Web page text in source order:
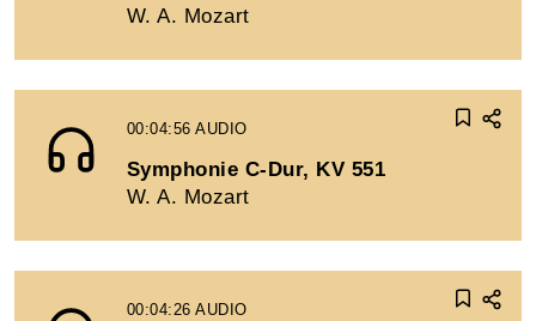
W. A. Mozart
00:04:56AUDIO
Symphonie C-Dur, KV 551
W. A. Mozart
00:04:26AUDIO